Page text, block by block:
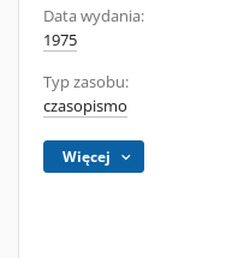
Data wydania:
1975
Typ zasobu:
czasopismo
Więcej